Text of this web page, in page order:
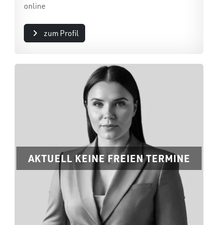
online
zum Profil
AKTUELL KEINE FREIEN TERMINE